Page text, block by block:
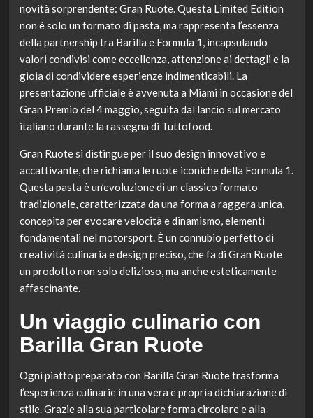
novità sorprendente: Gran Ruote. Questa Limited Edition
non è solo un formato di pasta, ma rappresenta l’essenza
della partnership tra Barilla e Formula 1, incapsulando
valori condivisi come eccellenza, attenzione ai dettagli e la
gioia di condividere esperienze indimenticabili. La
presentazione ufficiale è avvenuta a Miami in occasione del
Gran Premio del 4 maggio, seguita dal lancio sul mercato
italiano durante la rassegna di Tuttofood.
Gran Ruote si distingue per il suo design innovativo e
accattivante, che richiama le ruote iconiche della Formula 1.
Questa pasta è un’evoluzione di un classico formato
tradizionale, caratterizzata da una forma a raggera unica,
concepita per evocare velocità e dinamismo, elementi
fondamentali nel motorsport. È un connubio perfetto di
creatività culinaria e design preciso, che fa di Gran Ruote
un prodotto non solo delizioso, ma anche esteticamente
affascinante.
Un viaggio culinario con
Barilla Gran Ruote
Ogni piatto preparato con Barilla Gran Ruote trasforma
l’esperienza culinarie in una vera e propria dichiarazione di
stile. Grazie alla sua particolare forma circolare e alla